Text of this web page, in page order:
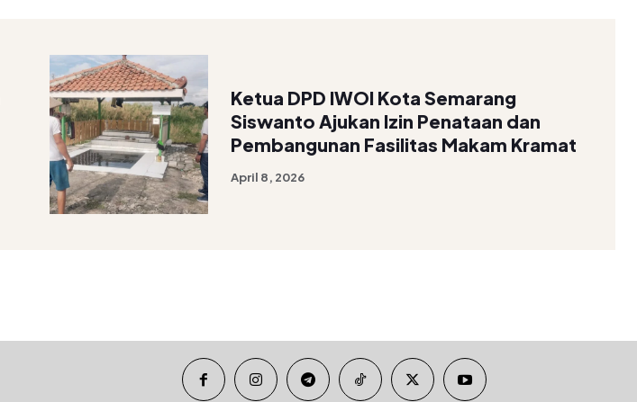
Ketua DPD IWOI Kota Semarang
Siswanto Ajukan Izin Penataan dan
Pembangunan Fasilitas Makam Kramat
April 8, 2026